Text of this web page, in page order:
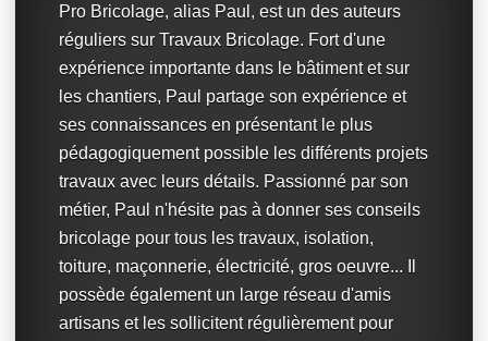
Pro Bricolage, alias Paul, est un des auteurs
réguliers sur Travaux Bricolage. Fort d'une
expérience importante dans le bâtiment et sur
les chantiers, Paul partage son expérience et
ses connaissances en présentant le plus
pédagogiquement possible les différents projets
travaux avec leurs détails. Passionné par son
métier, Paul n'hésite pas à donner ses conseils
bricolage pour tous les travaux, isolation,
toiture, maçonnerie, électricité, gros oeuvre... Il
possède également un large réseau d'amis
artisans et les sollicitent régulièrement pour